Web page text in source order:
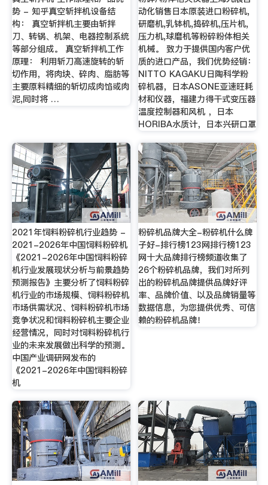
势 - 知乎真空斩拌机设备结
构： 真空斩拌机主要由斩拌
刀、转锅、机架、电器控制系统
等部分组成。 真空斩拌机工作
原理： 利用斩刀高速旋转的斩
切作用，将肉块、碎肉、脂肪等
主要原料精细的斩切成肉馅或肉
泥,同时将 …
动化销售日本原装进口粉碎机,
研磨机,乳钵机,捣碎机,压片机,
压力机,球磨机等粉碎粉体相关
机械。 致力于提供国内客户优
质的进口产品，我们优势经销：
NITTO KAGAKU日陶科学粉
碎机器，日本ASONE亚速旺耗
材和仪器，福建力得干式变压器
温度控制器和风机 ，日本
HORIBA水质计，日本兴研口罩
2021年饲料粉碎机行业趋势 -
2021-2026年中国饲料粉碎机
《2021-2026年中国饲料粉碎
机行业发展现状分析与前景趋势
预测报告》主要分析了饲料粉碎
机行业的市场规模、饲料粉碎机
市场供需状况、饲料粉碎机市场
竞争状况和饲料粉碎机主要企业
经营情况，同时对饲料粉碎机行
业的未来发展做出科学的预测。
中国产业调研网发布的
《2021-2026年中国饲料粉碎
机
粉碎机品牌大全-粉碎机什么牌
子好-排行榜123网排行榜123
网十大品牌排行榜频道收集了
26个粉碎机品牌，我们对所列
出的粉碎机品牌提供品牌好评
率、品牌价值、以及品牌销量等
数据信息，为您提供优秀、可信
赖的粉碎机品牌！